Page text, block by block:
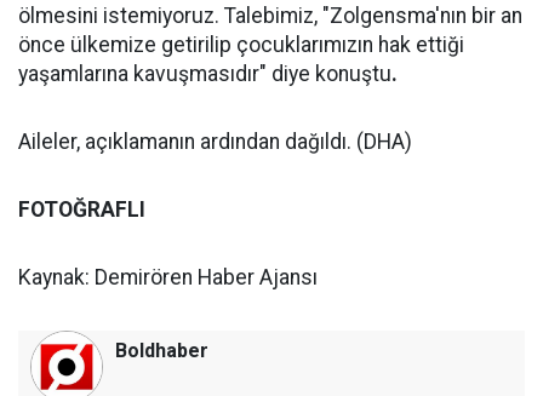
ölmesini istemiyoruz. Talebimiz, "Zolgensma'nın bir an
önce ülkemize getirilip çocuklarımızın hak ettiği
yaşamlarına kavuşmasıdır" diye konuştu.
Aileler, açıklamanın ardından dağıldı. (DHA)
FOTOĞRAFLI
Kaynak: Demirören Haber Ajansı
Boldhaber